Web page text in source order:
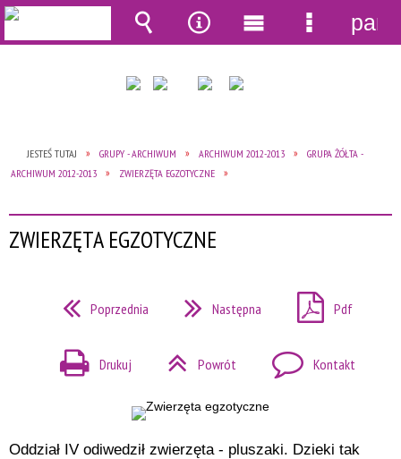
JESTEŚ TUTAJ GRUPY - ARCHIWUM ARCHIWUM 2012-2013
GRUPA ŻÓŁTA -
ARCHIWUM 2012-2013
ZWIERZĘTA EGZOTYCZNE
ZWIERZĘTA EGZOTYCZNE
Poprzednia Następna Pdf
Drukuj Powrót Kontakt
Oddział IV odiwedził zwierzęta - pluszaki. Dzieki tak
Wyszukiwarka
Narzędzia
Menu
główne
Menu